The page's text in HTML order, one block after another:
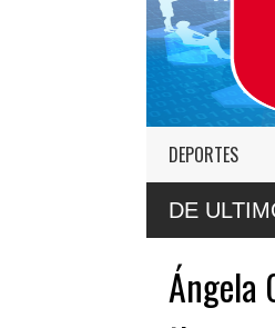
DEPORTES
DE
Interior: “No vamos a desistir en nuestro
Ángela